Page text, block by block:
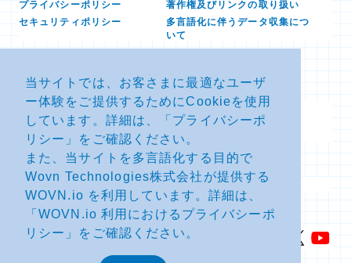
当サイトでは、お客さまに最適なユーザ
ー体験をご提供するためにCookieを使用
しています。詳細は、「 プライバシーポ
リシー 」をご確認ください。
また、当サイトを多言語化する目的で
Wovn Technologies株式会社が提供する
WOVN.io を利用しています。詳細は、
「WOVN.io 利用におけるプライバシーポ
リシー 」をご確認ください。
プライバシーポリシー
著作権及びリンクの取り扱い
セキュリティポリシー
多言語化に伴うデータ収集につ
いて
お問い合せ
よくあるお問い合わせFAQ
SDSダウンロード
製品・サービスに関する重要な
お知らせ
その他のお問い合わせ
サイトマップ